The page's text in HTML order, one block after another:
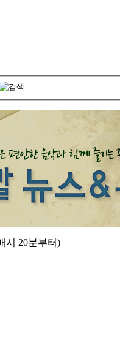
시 20분부터)